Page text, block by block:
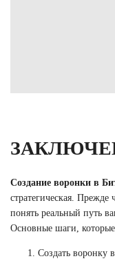
Создание воронки в
стратегическая. Прежде
понять реальный путь
Основные шаги,
Создать воронку